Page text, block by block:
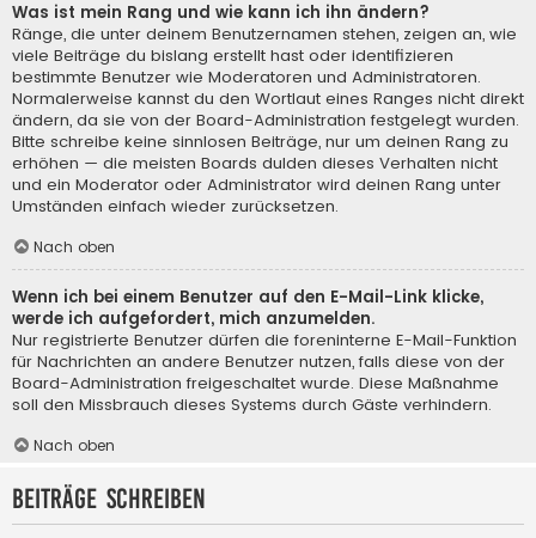
Was ist mein Rang und wie kann ich ihn ändern?
Ränge, die unter deinem Benutzernamen stehen, zeigen an, wie
viele Beiträge du bislang erstellt hast oder identifizieren
bestimmte Benutzer wie Moderatoren und Administratoren.
Normalerweise kannst du den Wortlaut eines Ranges nicht direkt
ändern, da sie von der Board-Administration festgelegt wurden.
Bitte schreibe keine sinnlosen Beiträge, nur um deinen Rang zu
erhöhen — die meisten Boards dulden dieses Verhalten nicht
und ein Moderator oder Administrator wird deinen Rang unter
Umständen einfach wieder zurücksetzen.
Nach oben
Wenn ich bei einem Benutzer auf den E-Mail-Link klicke,
werde ich aufgefordert, mich anzumelden.
Nur registrierte Benutzer dürfen die foreninterne E-Mail-Funktion
für Nachrichten an andere Benutzer nutzen, falls diese von der
Board-Administration freigeschaltet wurde. Diese Maßnahme
soll den Missbrauch dieses Systems durch Gäste verhindern.
Nach oben
Beiträge schreiben